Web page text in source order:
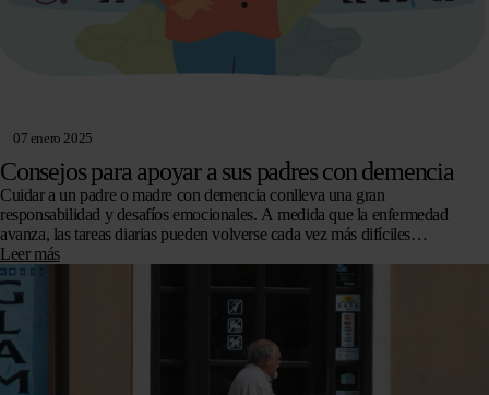
07 enero 2025
Consejos para apoyar a sus padres con demencia
Cuidar a un padre o madre con demencia conlleva una gran
responsabilidad y desafíos emocionales. A medida que la enfermedad
avanza, las tareas diarias pueden volverse cada vez más difíciles…
Leer más